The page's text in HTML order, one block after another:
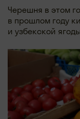
Черешня в этом
в прошлом году
и узбекской